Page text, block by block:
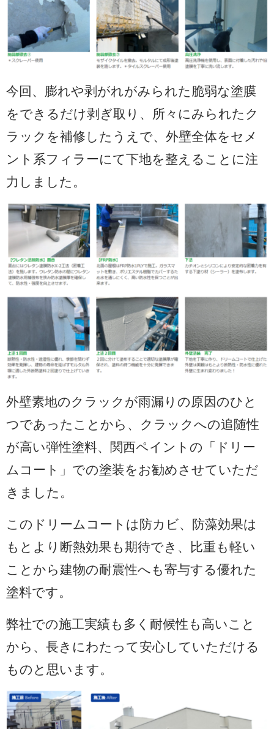
今回、膨れや剥がれがみられた脆弱な塗膜
をできるだけ剥ぎ取り、所々にみられたク
ラックを補修したうえで、外壁全体をセメ
ント系フィラーにて下地を整えることに注
力しました。
外壁素地のクラックが雨漏りの原因のひと
つであったことから、クラックへの追随性
が高い弾性塗料、関西ペイントの「ドリー
ムコート」での塗装をお勧めさせていただ
きました。
このドリームコートは防カビ、防藻効果は
もとより断熱効果も期待でき、比重も軽い
ことから建物の耐震性へも寄与する優れた
塗料です。
弊社での施工実績も多く耐候性も高いこと
から、長きにわたって安心していただける
ものと思います。